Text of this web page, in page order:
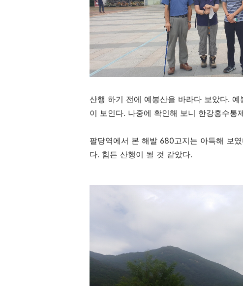
산행 하기 전에 예봉산을 바라다 보았다. 예
이 보인다. 나중에 확인해 보니 한강홍수통
팔당역에서 본 해발 680고지는 아득해 보
다. 힘든 산행이 될 것 같았다.